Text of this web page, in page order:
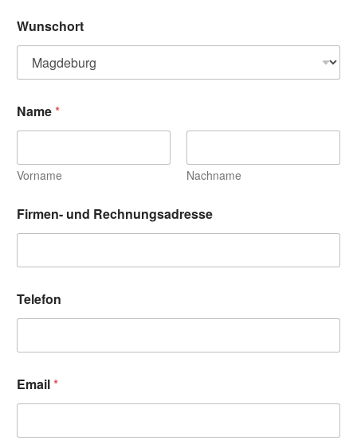
n
E
m
i
R
n
u
g
s
d
e
s
s
Wunschort
Name*
Vorname Nachname
Firmen- und Rechnungsadresse
Telefon
Email*